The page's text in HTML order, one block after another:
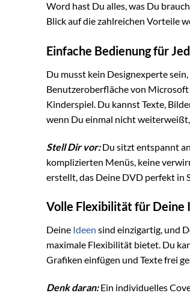
Word hast Du alles, was Du
Blick auf die zahlreichen Vorteile
Einfache Bedienung für
Du musst kein Designexperte
Benutzeroberfläche von
Kinderspiel. Du kannst Texte,
wenn Du einmal nicht
Stell Dir vor:Du sitzt entspannt
komplizierten Menüs, keine
erstellt, das Deine DVD perfekt in
Volle Flexibilität für Deine
Deine Ideen sind einzigartig, und
maximale Flexibilität bietet. Du
Grafiken einfügen und Texte frei
Denk daran:Ein individuelles